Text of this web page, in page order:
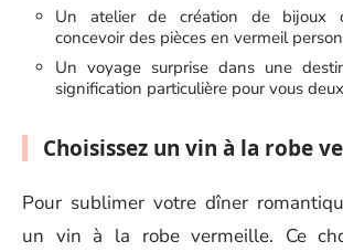
Un atelier de création de bijoux
concevoir des pièces en vermeil
Un voyage surprise dans une
signification particulière pour vous
Choisissez un vin à la robe
Pour sublimer votre dîner
un vin à la robe vermeille. Ce